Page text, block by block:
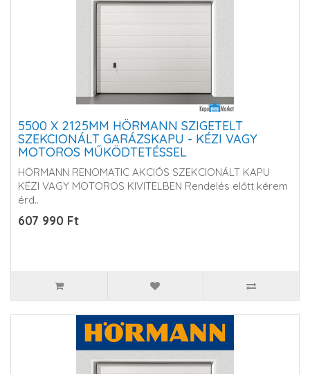
5500 X 2125MM HÖRMANN SZIGETELT
SZEKCIONÁLT GARÁZSKAPU - KÉZI VAGY
MOTOROS MŰKÖDTETÉSSEL
HÖRMANN RENOMATIC AKCIÓS SZEKCIONÁLT KAPU
KÉZI VAGY MOTOROS KIVITELBEN Rendelés előtt kérem
érd..
607 990 Ft